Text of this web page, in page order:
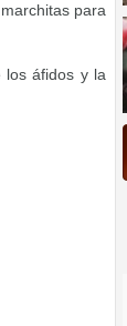
para
los áfidos y la